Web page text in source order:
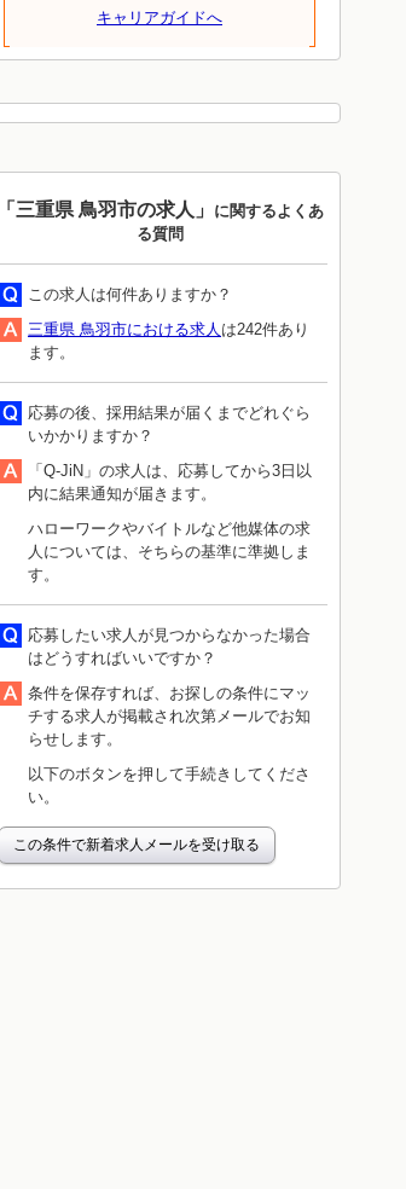
キャリアガイドへ
「三重県 鳥羽市の求人」
に関するよくあ
る質問
この求人は何件ありますか？
三重県 鳥羽市における求人 は242件あり
ます。
応募の後、採用結果が届くまでどれぐら
いかかりますか？
「Q-JiN」の求人は、応募してから3日以
内に結果通知が届きます。
ハローワークやバイトルなど他媒体の求
人については、そちらの基準に準拠しま
す。
応募したい求人が見つからなかった場合
はどうすればいいですか？
条件を保存すれば、お探しの条件にマッ
チする求人が掲載され次第メールでお知
らせします。
以下のボタンを押して手続きしてくださ
い。
この条件で新着求人メールを受け取る